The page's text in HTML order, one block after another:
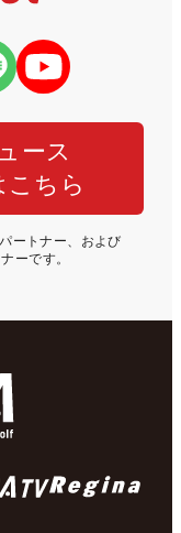
ース
こちら
ートナー、および
ーです。